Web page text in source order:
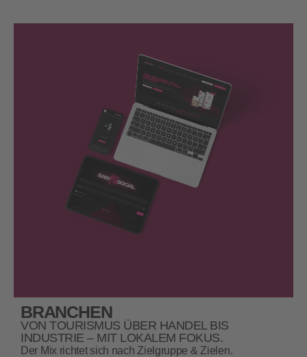
BRANCHEN
VON TOURISMUS ÜBER HANDEL BIS
INDUSTRIE – MIT LOKALEM FOKUS.
Der Mix richtet sich nach Zielgruppe & Zielen.